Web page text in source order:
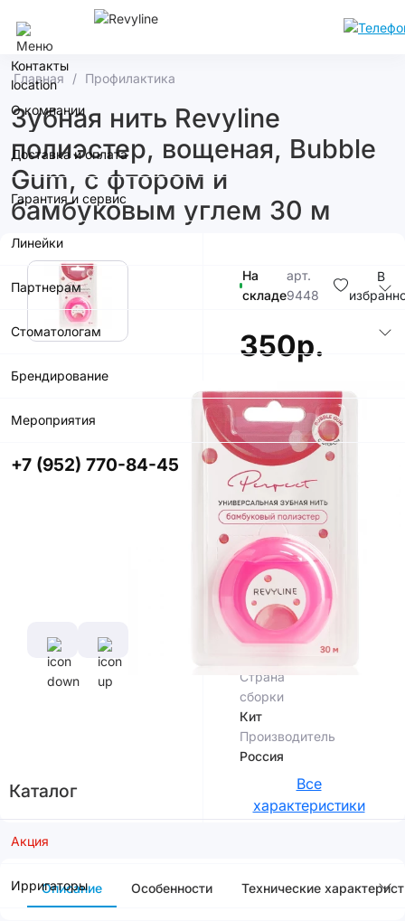
Нижний Новгород
Контакты
О компании
Доставка и оплата
Гарантия и сервис
Линейки
Партнерам
Стоматологам
Брендирование
Мероприятия
+7 (952) 770-84-45
Каталог
Акция
Ирригаторы
Главная Профилактика
Зубная нить Revyline
полиэстер, вощеная, Bubble
Gum, с фтором и
бамбуковым углем 30 м
На
складе
арт.
9448
В
350р.
В корзину
Купить в
приложении
со скидкой
Цвет
Характеристики
Страна
сборки
Кит
Производитель
Россия
Все
характеристики
Описание Особенности Технические